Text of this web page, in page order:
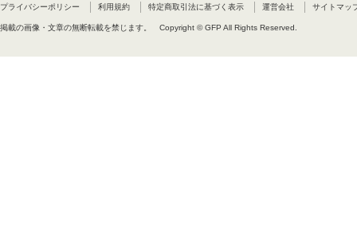
プライバシーポリシー 利用規約 特定商取引法に基づく表示 運営会社 サイトマッ
掲載の画像・文章の無断転載を禁じます。 Copyright © GFP All Rights Reserved.